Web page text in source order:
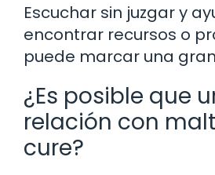
Escuchar sin juzgar y
encontrar recursos o
puede marcar una
¿Es posible que
relación con
cure?